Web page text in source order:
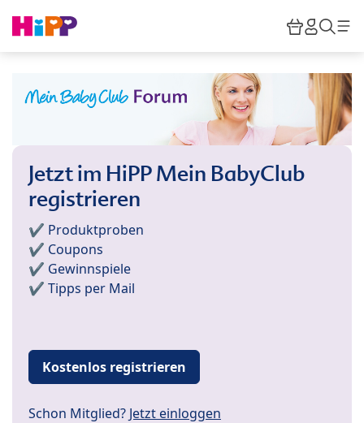
HiPP
Jetzt im HiPP Mein BabyClub
registrieren
✔️ Produktproben
✔️ Coupons
✔️ Gewinnspiele
✔️ Tipps per Mail
Kostenlos registrieren
Schon Mitglied? Jetzt einloggen